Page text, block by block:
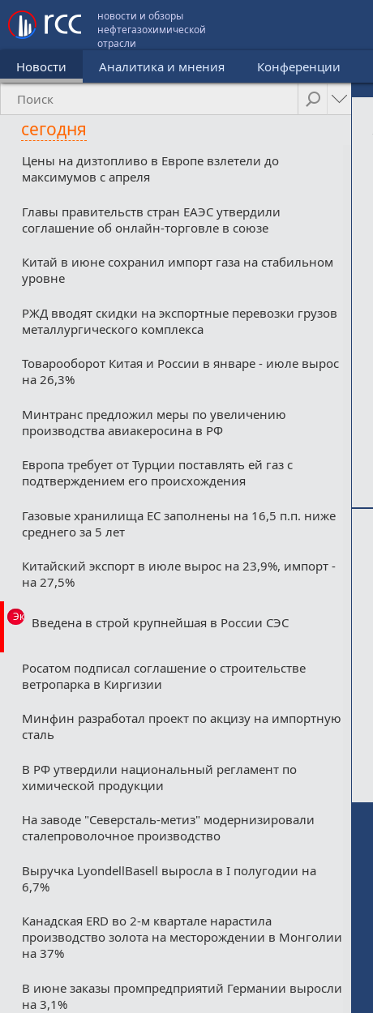
новости и обзоры
нефтегазохимической
отрасли
Новости Аналитика и мнения Конференции
сегодня
Цены на дизтопливо в Европе взлетели до
максимумов с апреля
Главы правительств стран ЕАЭС утвердили
соглашение об онлайн-торговле в союзе
Китай в июне сохранил импорт газа на стабильном
уровне
РЖД вводят скидки на экспортные перевозки грузов
металлургического комплекса
Товарооборот Китая и России в январе - июле вырос
на 26,3%
Минтранс предложил меры по увеличению
производства авиакеросина в РФ
Европа требует от Турции поставлять ей газ с
подтверждением его происхождения
Газовые хранилища ЕС заполнены на 16,5 п.п. ниже
среднего за 5 лет
Китайский экспорт в июле вырос на 23,9%, импорт -
на 27,5%
Эксклюзив
Введена в строй крупнейшая в России СЭС
Росатом подписал соглашение о строительстве
ветропарка в Киргизии
Минфин разработал проект по акцизу на импортную
сталь
В РФ утвердили национальный регламент по
химической продукции
На заводе "Северсталь-метиз" модернизировали
сталепроволочное производство
Выручка LyondellBasell выросла в I полугодии на
6,7%
Канадская ERD во 2-м квартале нарастила
производство золота на месторождении в Монголии
на 37%
В июне заказы промпредприятий Германии выросли
на 3,1%